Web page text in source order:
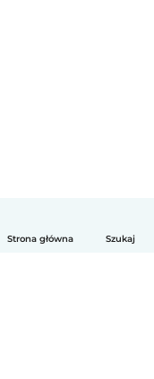
Strona główna Szukaj